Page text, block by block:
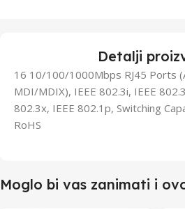
Detalji
16 10/100/1000Mbps RJ45 Ports
MDI/MDIX), IEEE 802.3i, IEEE
802.3x, IEEE 802.1p, Switching
RoHS
Moglo bi vas zanimati i